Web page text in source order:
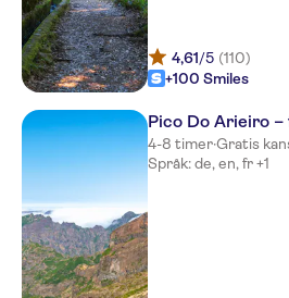
Pestana CR7
Alpino Atlantico
Jardins d'Ajuda Suite
Pestana Bay Ocean Aparthotel
Golden Residence
The Views Oasis
4,61/5 (110)
+100 Smiles
Pico Do Arieiro
4-8 timer·Gratis
Språk: de, en, fr +1